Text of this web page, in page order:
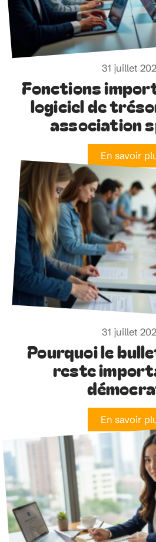
31 juillet
Fonctions
logiciel de
association
En savoir
31 juillet
Pourquoi le
reste
En savoir